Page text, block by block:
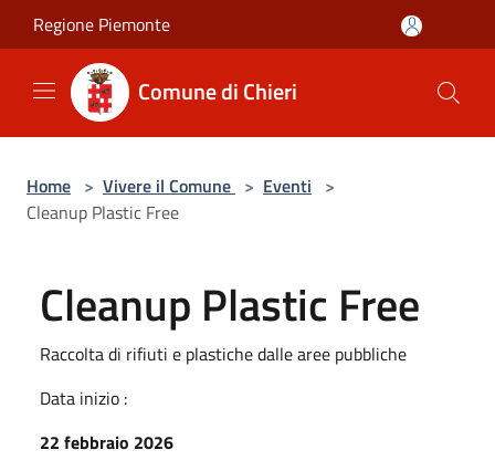
Salta al contenuto principale
Regione Piemonte
Comune di Chieri
Home > Vivere il Comune > Eventi >
Cleanup Plastic Free
Cleanup Plastic Free
Raccolta di rifiuti e plastiche dalle aree pubbliche
Data inizio :
22 febbraio 2026